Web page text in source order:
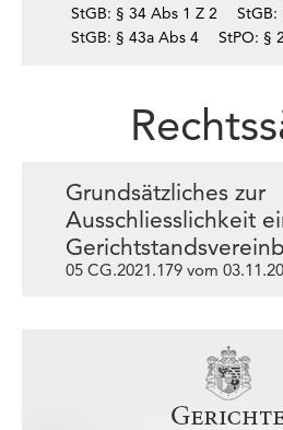
StGB: § 34 Abs 1 Z 2
StGB:
StGB: § 43a Abs 4
StPO: §
Grundsätzliches zur
Ausschliesslichkeit
05 CG.2021.179 vom